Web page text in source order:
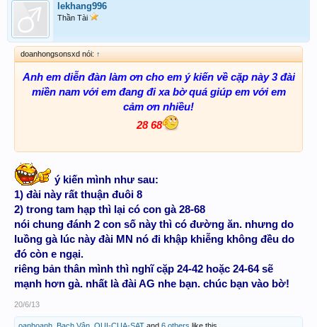
lekhang996
Thần Tài
doanhongsonsxd nói: ↑
Anh em diễn đàn làm ơn cho em ý kiến về cặp này 3 đài
miền nam với em đang đi xa bờ quá giúp em với em
cảm ơn nhiều!
28 68
ý kiến mình như sau:
1) đài này rất thuận đuôi 8
2) trong tam hạp thì lại có con gà 28-68
nói chung đánh 2 con số này thì có đường ăn. nhưng do
luồng gà lúc này đài MN nó đi khập khiễng không đều do
đó còn e ngại.
riêng bản thân mình thì nghĩ cặp 24-42 hoặc 24-64 sẽ
mạnh hơn gà. nhất là đài AG nhe bạn. chúc bạn vào bờ!
20/6/13